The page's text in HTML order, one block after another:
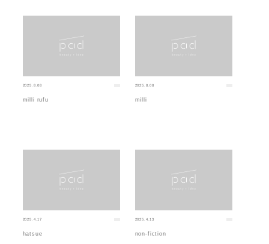
2025.8.08
milli rufu
2025.8.08
milli
2025.4.17
hatsue
2025.4.13
non-fiction